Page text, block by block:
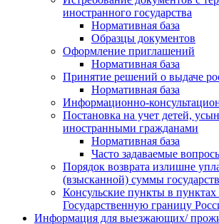
иностранного государства
Нормативная база
Образцы документов
Оформление приглашений
Нормативная база
Принятие решений о выдаче
Нормативная база
Информационно-
Постановка на учет детей,
иностранными гражданами
Нормативная база
Часто задаваемые
Порядок возврата излишне
(взысканной) суммы
Консульские пункты в пунктах
Государственную границу
Информация для выезжающих/